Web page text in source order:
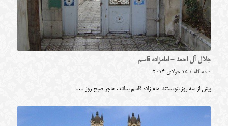
جلال آل احمد - امامزاده قاسم
0 دیدگاه / 15 جولای 2014
بیش از سه روز نتوانستند امام زاده قاسم بمانند. هاجر صبح روز …